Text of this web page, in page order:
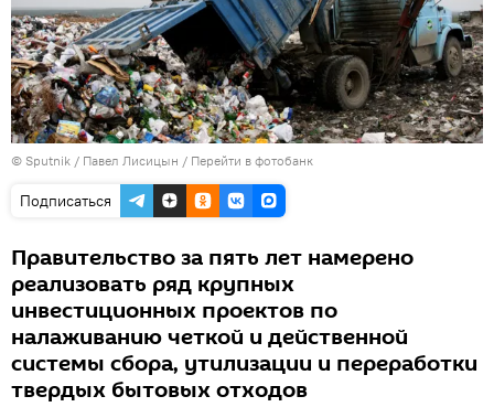
© Sputnik / Павел Лисицын / Перейти в фотобанк
Подписаться
Правительство за пять лет намерено
реализовать ряд крупных
инвестиционных проектов по
налаживанию четкой и действенной
системы сбора, утилизации и переработки
твердых бытовых отходов